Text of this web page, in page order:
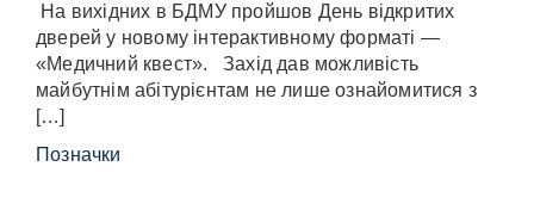
На вихідних в БДМУ пройшов День відкритих
дверей у новому інтерактивному форматі —
«Медичний квест». Захід дав можливість
майбутнім абітурієнтам не лише ознайомитися з
[…]
Позначки